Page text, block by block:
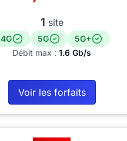
1 site
4G 5G
5G+
Débit max : 1.6 Gb/s
Voir les forfaits